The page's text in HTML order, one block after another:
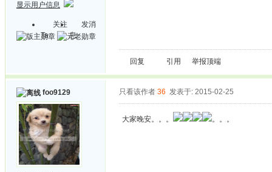
显示用户信息
关注
Ta
发消
息
回复 引用 举报顶端
foo9129 只看该作者 36 发表于: 2015-02-25
大家晚安。。。 。。。